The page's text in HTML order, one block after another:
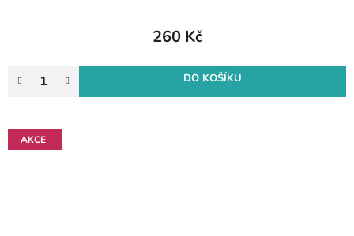
260 Kč
DO KOŠÍKU
AKCE